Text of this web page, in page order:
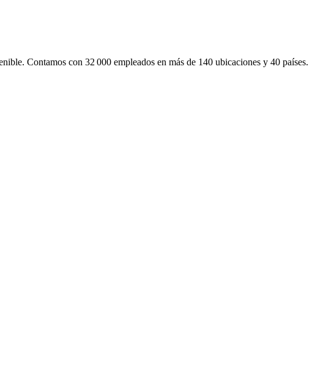
Contamos con 32 000 empleados en más de 140 ubicaciones y 40 países.